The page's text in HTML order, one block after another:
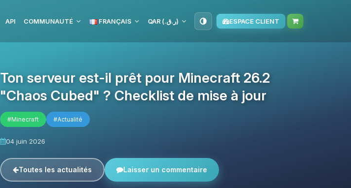
API COMMUNAUTÉ FRANÇAIS QAR (ر.ق.‏) ESPACE CLIENT
Ton serveur est-il prêt pour Minecraft 26.2
"Chaos Cubed" ? Checklist de mise à jour
#Minecraft #Actualité
04 juin 2026
Toutes les actualités Laisser un commentaire